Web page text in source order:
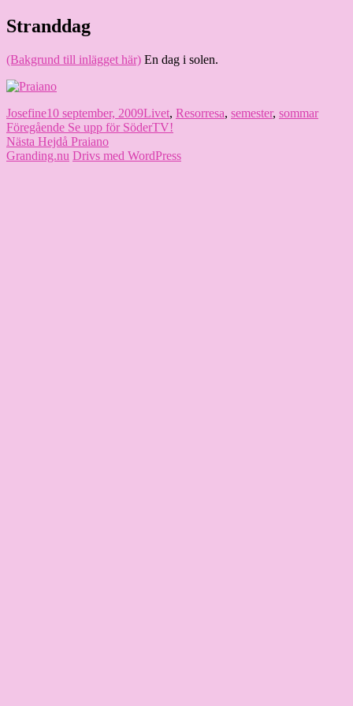
Hoppa
till
Granding.nu
Stranddag
(Bakgrund till inlägget här) En dag i solen.
Författare
JosefinePublicerat
den
10 september, 2009Kategorier
Livet, ResorEtiketter
resa, semester, sommar
Inläggsnavigering
Föregående Föregående
inlägg:
Se upp för SöderTV!
Nästa Nästa
inlägg:
Hejdå Praiano
Granding.nu Drivs med WordPress